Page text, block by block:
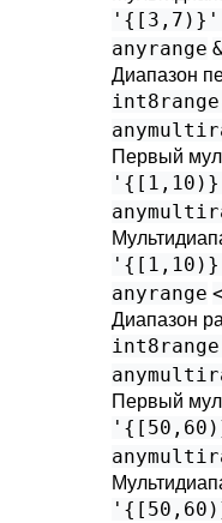
anyrange
Диапазон
Первый
anyrange
Диапазон
Первый